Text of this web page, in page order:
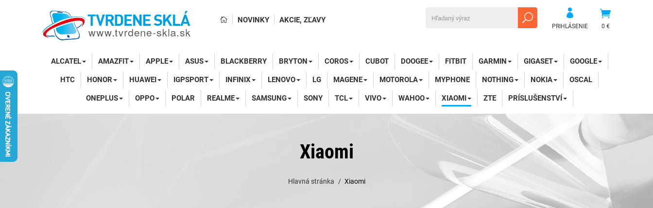
0 €
PRIHLÁSENIE
NOVINKY AKCIE, ZĽAVY
ALCATEL AMAZFIT APPLE ASUS BLACKBERRY BRYTON COROS CUBOT DOOGEE FITBIT GARMIN GIGASET
GOOGLE
HTC
HONOR HUAWEI IGPSPORT INFINIX LENOVO LG MAGENE MOTOROLA MYPHONE NOTHING NOKIA
OSCAL
ONEPLUS
OPPO POLAR REALME SAMSUNG SONY TCL VIVO WAHOO XIAOMI ZTE PRÍSLUŠENSTVÍ
Xiaomi
Hlavná stránka Xiaomi